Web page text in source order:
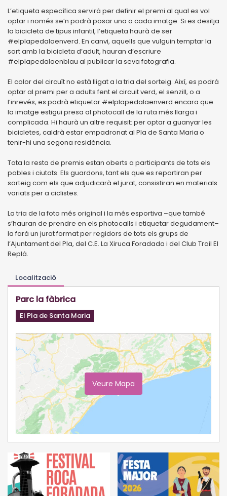
L’etiqueta específica servirà per definir el premi al qual es vol
optar i només se’n podrà posar una a cada imatge. Si es desitja
la bicicleta de tipus infantil, l’etiqueta haurà de ser
#elplapedalaenverd. En canvi, aquells que vulguin temptar la
sort amb la bicicleta d’adult, hauran d’escriure
#elplapedalaenblau al publicar la seva fotografia.
El color del circuït no està lligat a la tria del sorteig. Així, es podrà
optar al premi per a adults fent el circuit verd, el senzill, o a
l’inrevés, es podrà etiquetar #elplapedalaenverd encara que
la imatge estigui presa al photocall de la ruta més llarga i
complicada. Hi haurà un altre requisit: per optar a guanyar les
bicicletes, caldrà estar empadronat al Pla de Santa Maria o
tenir-hi una segona residència.
Tota la resta de premis estan oberts a participants de tots els
pobles i ciutats. Els guardons, tant els que es repartiran per
sorteig com els que adjudicarà el jurat, consistiran en materials
variats per a ciclistes.
La tria de la foto més original i la més esportiva –que també
s’hauran de prendre en els photocalls i etiquetar degudament–
la farà un jurat format per regidors de tots els grups de
l’Ajuntament del Pla, del C.E. La Xiruca Foradada i del Club Trail El
Replà.
Localització
Parc la fàbrica
El Pla de Santa Maria
Veure Mapa